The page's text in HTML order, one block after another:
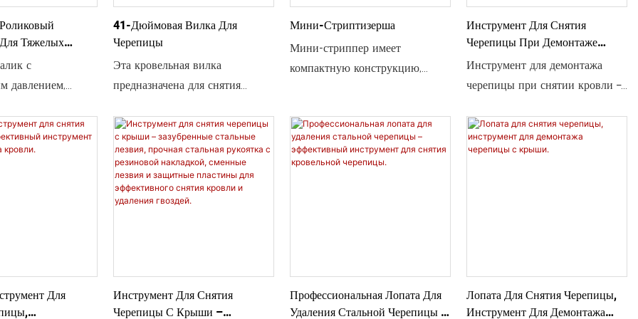
Тяжелых
LVP, Шпона,
И Стеновых
с
давлением,
для пола,
41-Дюймовая Вилка Для
Черепицы
Эта кровельная вилка
предназначена для снятия
черепицы. Она имеет прямую
рукоятку длиной 41 дюйм и
кованую головку вилки. Этот
инструмент поможет вам с
легкостью справиться с самыми
Мини-Стриптизерша
Мини-стриппер имеет
компактную конструкцию,
мансардных окон, свесов,
ступенчатых отливов и
коньковых элементов. Высота
Роботизированная сварка для
Инструмент Для Снятия
Черепицы При Демонтаже
Кровли
Инструмент для демонтажа
черепицы при снятии кровли –
гвоздодером, удобной ручкой,
идеально подходит для
Для
Инструмент Для Снятия
Черепицы С Крыши –
Профессиональная Лопата Для
Удаления Стальной Черепицы –
Лопата Для Снятия Черепицы,
Инструмент Для Демонтажа